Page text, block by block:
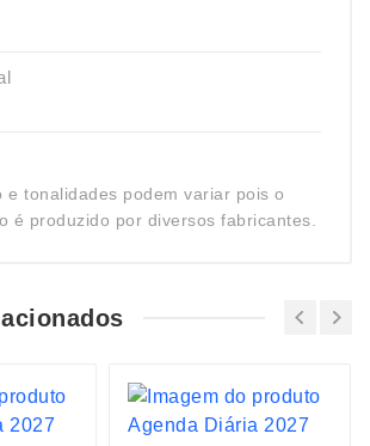
e tonalidades podem variar pois o
é produzido por diversos fabricantes.